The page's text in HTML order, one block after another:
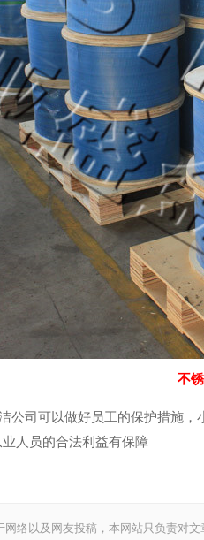
不
公司可以做好员工的保护措施
人员的合法利益有保障
络以及网友投稿，本网站只负责对